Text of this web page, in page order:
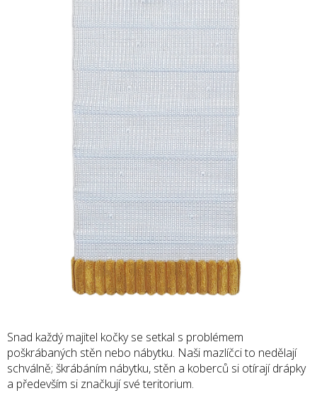
Snad každý majitel kočky se setkal s problémem
poškrábaných stěn nebo nábytku. Naši mazlíčci to nedělají
schválně; škrábáním nábytku, stěn a koberců si otírají drápky
a především si značkují své teritorium.